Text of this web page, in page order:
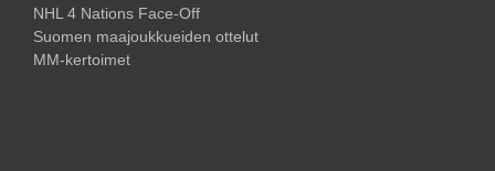
NHL 4 Nations Face-Off
Suomen maajoukkueiden ottelut
MM-kertoimet